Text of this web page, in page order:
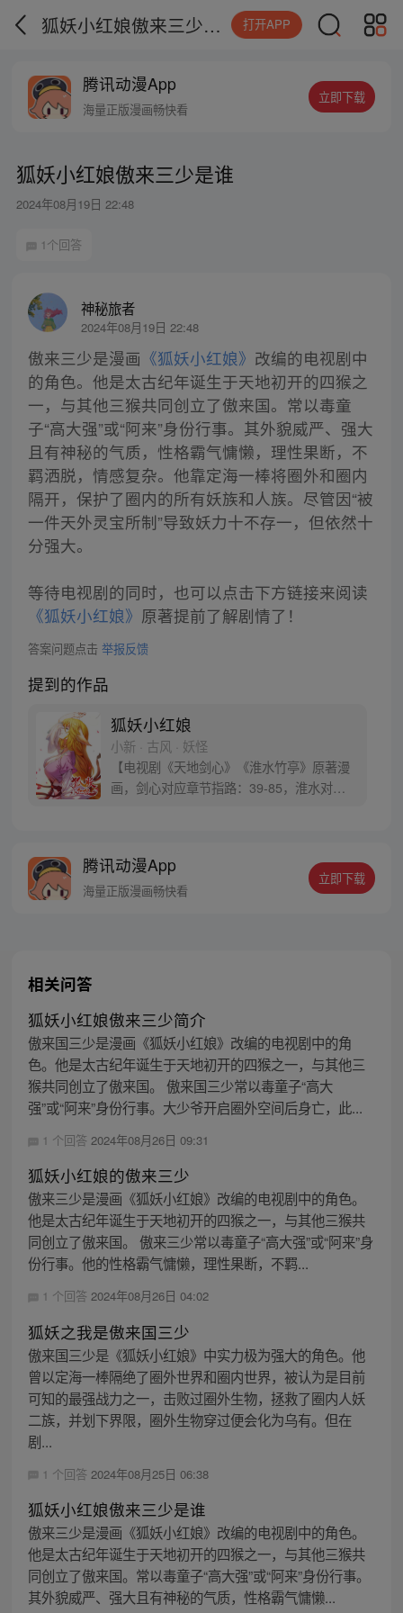
狐妖小红娘傲来三少是谁 打开APP
腾讯动漫App
海量正版漫画畅快看
立即下载
狐妖小红娘傲来三少是谁
2024年08月19日 22:48
1个回答
神秘旅者
2024年08月19日 22:48
傲来三少是漫画 《狐妖小红娘》 改编的电视剧中
的角色。他是太古纪年诞生于天地初开的四猴之
一，与其他三猴共同创立了傲来国。常以毒童
子“高大强”或“阿来”身份行事。其外貌威严、强大
且有神秘的气质，性格霸气慵懒，理性果断，不
羁洒脱，情感复杂。他靠定海一棒将圈外和圈内
隔开，保护了圈内的所有妖族和人族。尽管因“被
一件天外灵宝所制”导致妖力十不存一，但依然十
分强大。
等待电视剧的同时，也可以点击下方链接来阅读
《狐妖小红娘》 原著提前了解剧情了！
答案问题点击 举报反馈
提到的作品
狐妖小红娘
小新 · 古风 · 妖怪
【电视剧《天地剑心》《淮水竹亭》原著漫
画，剑心对应章节指路：39-85，淮水对应
腾讯动漫App
海量正版漫画畅快看
立即下载
相关问答
狐妖小红娘傲来三少简介
傲来国三少是漫画《狐妖小红娘》改编的电视剧中的角
色。他是太古纪年诞生于天地初开的四猴之一，与其他三
猴共同创立了傲来国。 傲来国三少常以毒童子“高大
强”或“阿来”身份行事。大少爷开启圈外空间后身亡，此...
1 个回答 2024年08月26日 09:31
狐妖小红娘的傲来三少
傲来三少是漫画《狐妖小红娘》改编的电视剧中的角色。
他是太古纪年诞生于天地初开的四猴之一，与其他三猴共
同创立了傲来国。 傲来三少常以毒童子“高大强”或“阿来”身
份行事。他的性格霸气慵懒，理性果断，不羁...
1 个回答 2024年08月26日 04:02
狐妖之我是傲来国三少
傲来国三少是《狐妖小红娘》中实力极为强大的角色。他
曾以定海一棒隔绝了圈外世界和圈内世界，被认为是目前
可知的最强战力之一，击败过圈外生物，拯救了圈内人妖
二族，并划下界限，圈外生物穿过便会化为乌有。但在
剧...
1 个回答 2024年08月25日 06:38
狐妖小红娘傲来三少是谁
傲来三少是漫画《狐妖小红娘》改编的电视剧中的角色。
他是太古纪年诞生于天地初开的四猴之一，与其他三猴共
同创立了傲来国。常以毒童子“高大强”或“阿来”身份行事。
其外貌威严、强大且有神秘的气质，性格霸气慵懒...